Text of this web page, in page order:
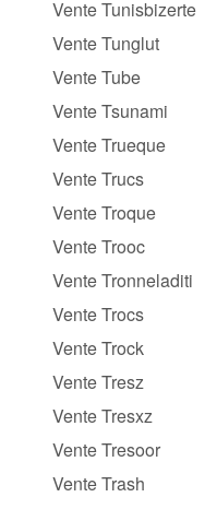
Vente Tunisbizerte
Vente Tunglut
Vente Tube
Vente Tsunami
Vente Trueque
Vente Trucs
Vente Troque
Vente Trooc
Vente Tronneladiti
Vente Trocs
Vente Trock
Vente Tresz
Vente Tresxz
Vente Tresoor
Vente Trash